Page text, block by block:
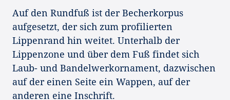
Auf den Rundfuß ist der Becherkorpus
aufgesetzt, der sich zum profilierten
Lippenrand hin weitet. Unterhalb der
Lippenzone und über dem Fuß findet sich
Laub- und Bandelwerkornament, dazwischen
auf der einen Seite ein Wappen, auf der
anderen eine Inschrift.